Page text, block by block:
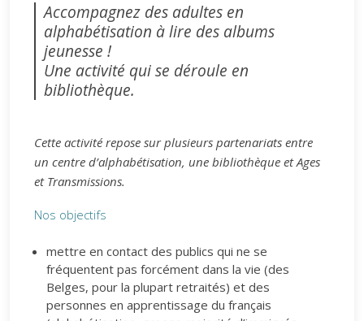
Accompagnez des adultes en
alphabétisation à lire des albums
jeunesse !
Une activité qui se déroule en
bibliothèque.
Cette activité repose sur plusieurs partenariats entre
un centre d’alphabétisation, une bibliothèque et Ages
et Transmissions.
Nos objectifs
mettre en contact des publics qui ne se
fréquentent pas forcément dans la vie (des
Belges, pour la plupart retraités) et des
personnes en apprentissage du français